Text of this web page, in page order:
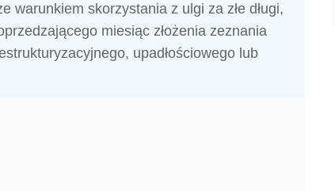
warunkiem skorzystania z ulgi za złe długi,
miesiąc złożenia zeznania
upadłościowego lub